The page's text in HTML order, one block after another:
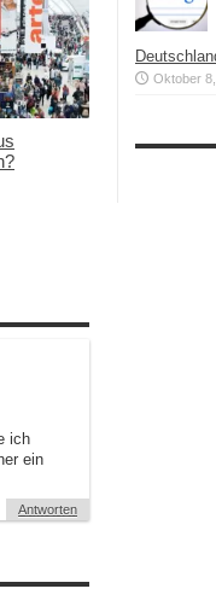
ich
ein
Antworten
Oktober